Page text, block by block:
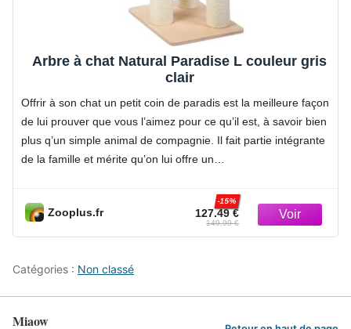
Arbre à chat Natural Paradise L couleur gris
clair
Offrir à son chat un petit coin de paradis est la meilleure façon
de lui prouver que vous l’aimez pour ce qu’il est, à savoir bien
plus q’un simple animal de compagnie. Il fait partie intégrante
de la famille et mérite qu’on lui offre un…
Zooplus.fr 127.49 €
-15%
149.99 €
Catégories : Non classé
Miaow